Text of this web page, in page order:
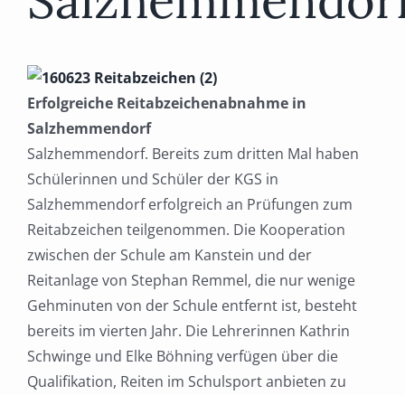
Erfolgreiche Reitabzeichenabnahme in
Salzhemmendorf
Salzhemmendorf. Bereits zum dritten Mal haben
Schülerinnen und Schüler der KGS in
Salzhemmendorf erfolgreich an Prüfungen zum
Reitabzeichen teilgenommen. Die Kooperation
zwischen der Schule am Kanstein und der
Reitanlage von Stephan Remmel, die nur wenige
Gehminuten von der Schule entfernt ist, besteht
bereits im vierten Jahr. Die Lehrerinnen Kathrin
Schwinge und Elke Böhning verfügen über die
Qualifikation, Reiten im Schulsport anbieten zu